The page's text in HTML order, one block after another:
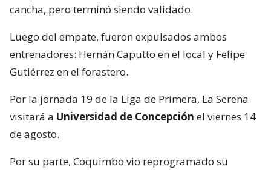
cancha, pero terminó siendo validado.
Luego del empate, fueron expulsados ambos
entrenadores: Hernán Caputto en el local y Felipe
Gutiérrez en el forastero.
Por la jornada 19 de la Liga de Primera, La Serena
visitará a Universidad de Concepción el viernes 14
de agosto.
Por su parte, Coquimbo vio reprogramado su